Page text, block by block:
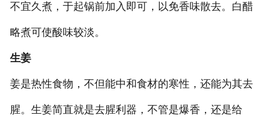
不宜久煮，于起锅前加入即可，以免香味散去。白醋
略煮可使酸味较淡。
生姜
姜是热性食物，不但能中和食材的寒性，还能为其去
腥。生姜简直就是去腥利器，不管是爆香，还是给